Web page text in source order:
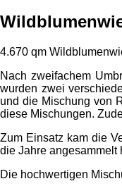
4.670 qm
Nach zweifachem
wurden zwei
und die Mischung von
diese Mischungen.
Zum Einsatz kam die
die Jahre angesammelt
Die hochwertigen